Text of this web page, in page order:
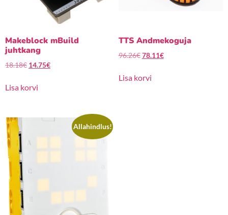
Makeblock mBuild
juhtkang
18.18€ 14.75€
Lisa korvi
TTS Andmekoguja
96.26€ 78.11€
Lisa korvi
Allahindlus!